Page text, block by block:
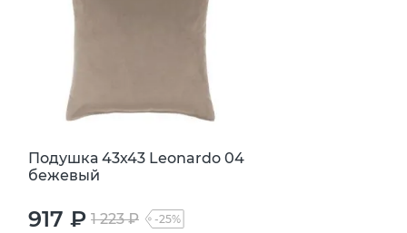
Подушка 43х43 Leonardo 04
бежевый
917 ₽ 1 223 ₽ -25%